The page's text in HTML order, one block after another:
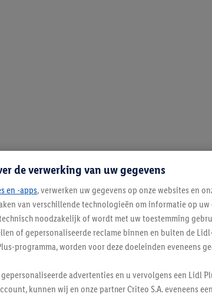
1 / 1
de verwerking van uw gegevens
en -apps, verwerken uw gegevens op onze websites en
van verschillende technologieën om informatie op
noodzakelijk of wordt met uw toestemming
of gepersonaliseerde reclame binnen en buiten de
programma, worden voor deze doeleinden eveneens
advertenties en u vervolgens een Lidl
kunnen wij en onze partner Criteo S.A. eveneens